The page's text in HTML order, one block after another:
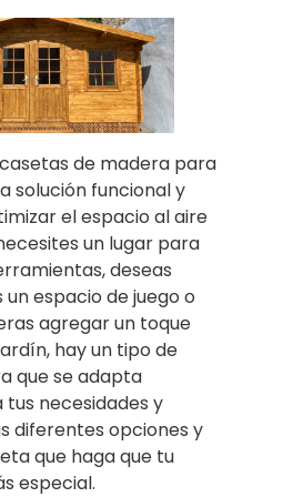
de madera para
solución funcional y
el espacio al aire
un lugar para
deseas
espacio de juego o
agregar un toque
hay un tipo de
que se adapta
necesidades y
diferentes opciones y
que haga que tu
especial.